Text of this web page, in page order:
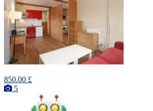
850.00 £
5